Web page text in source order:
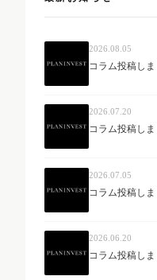
2026.08.05
コラム投稿しま
2026.07.20
コラム投稿しま
2026.07.05
コラム投稿しま
2026.06.20
コラム投稿しま